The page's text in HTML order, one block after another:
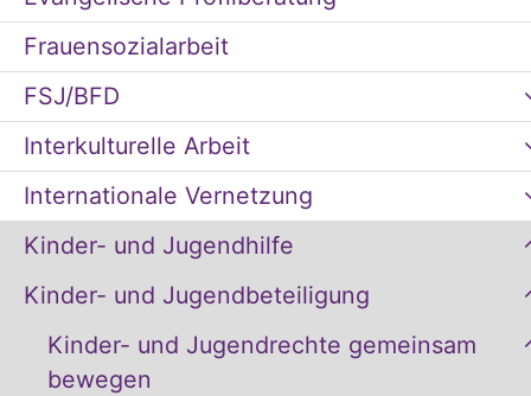
Frauensozialarbeit
FSJ/BFD
Interkulturelle Arbeit
Internationale Vernetzung
Kinder- und Jugendhilfe
Kinder- und Jugendbeteiligung
Kinder- und Jugendrechte gemeinsam
bewegen